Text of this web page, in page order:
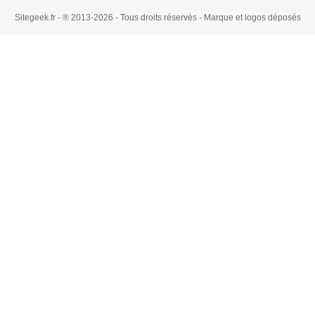
Sitegeek.fr - ® 2013-2026 - Tous droits réservés - Marque et logos déposés